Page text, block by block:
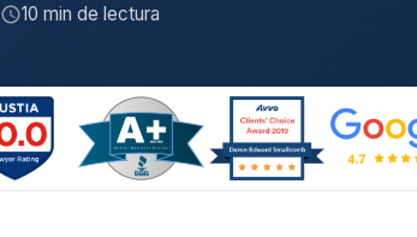
10 min de lectura